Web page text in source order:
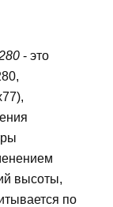
- это
высоты,
по